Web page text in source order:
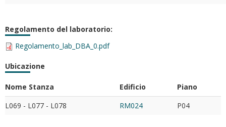
Regolamento del laboratorio:
Regolamento_lab_DBA_0.pdf
Ubicazione
Nome Stanza Edificio
Piano
L069 - L077 - L078
RM024 P04